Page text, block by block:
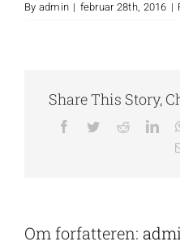
By admin | februar 28th, 2016 |
Share This Story,
Facebook
TwitterReddit
Om forfatteren: